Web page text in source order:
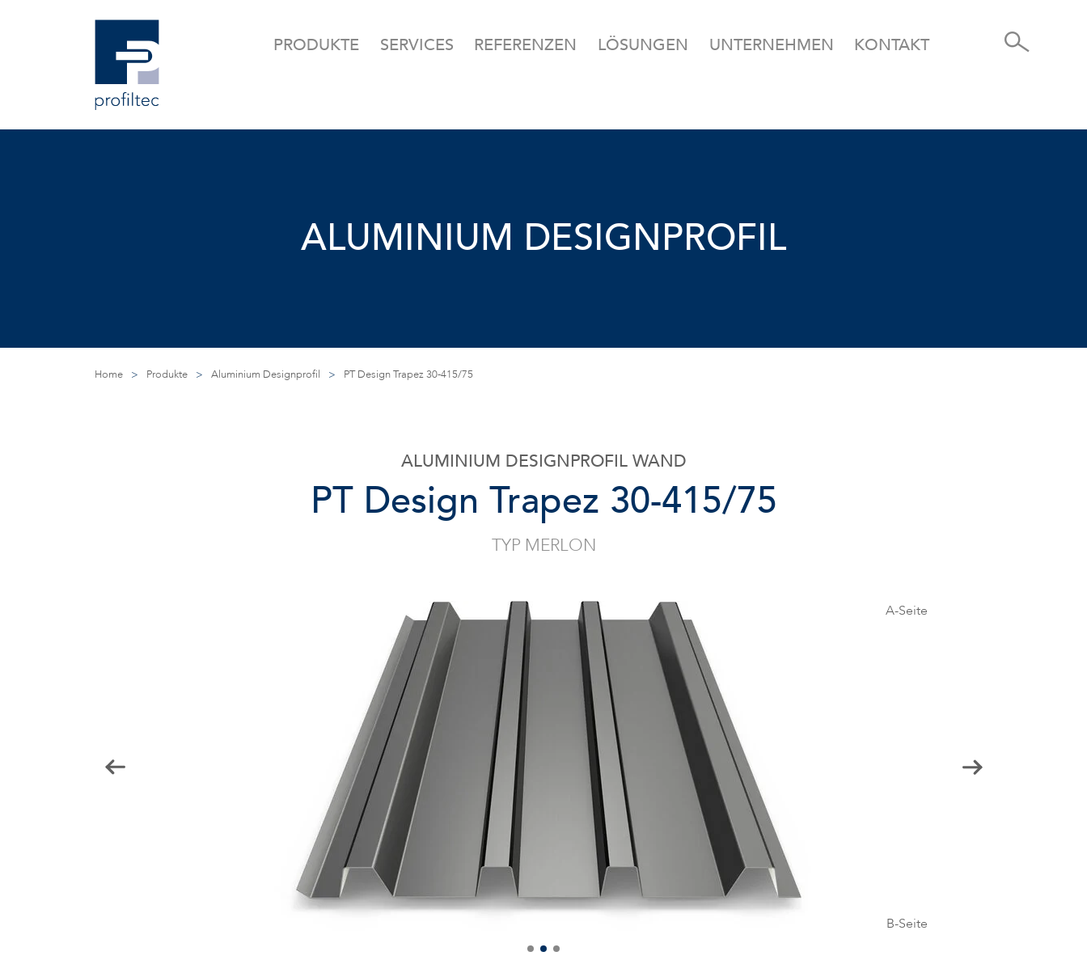
PRODUKTE SERVICES REFERENZEN LÖSUNGEN UNTERNEHMEN KONTAKT
ALUMINIUM DESIGNPROFIL
Home > Produkte > Aluminium Designprofil > PT Design Trapez 30-415/75
PT Design Trapez 30-415/75
ALUMINIUM DESIGNPROFIL WAND
TYP MERLON
A-Seite
B-Seite